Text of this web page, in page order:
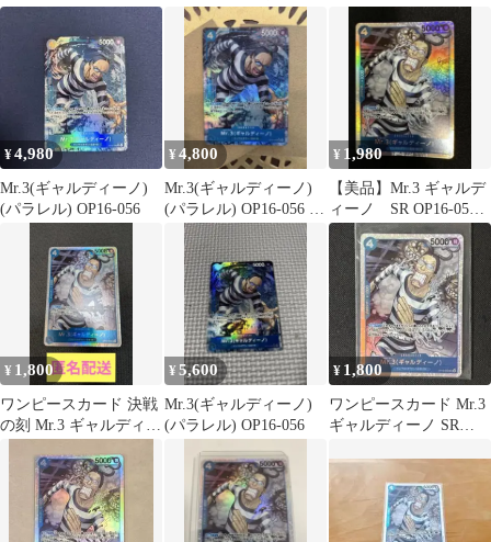
ディーノ） SR 【在庫
1枚】
SR 決戦の刻収録 未使
¥4,980
Mr.3(ギャルディーノ)
(パラレル) OP16-056
¥4,800
Mr.3(ギャルディーノ)
(パラレル) OP16-056 ワ
ンピースカード
¥ 1,980
【美品】Mr.3 ギャルデ
ィーノ SR OP16-056
ブースターパック決戦
の刻
¥ 1,800
ワンピースカード 決戦
の刻 Mr.3 ギャルディー
¥5,600
Mr.3(ギャルディーノ)
(パラレル) OP16-056
¥ 1,800
ワンピースカード Mr.3
ギャルディーノ SR